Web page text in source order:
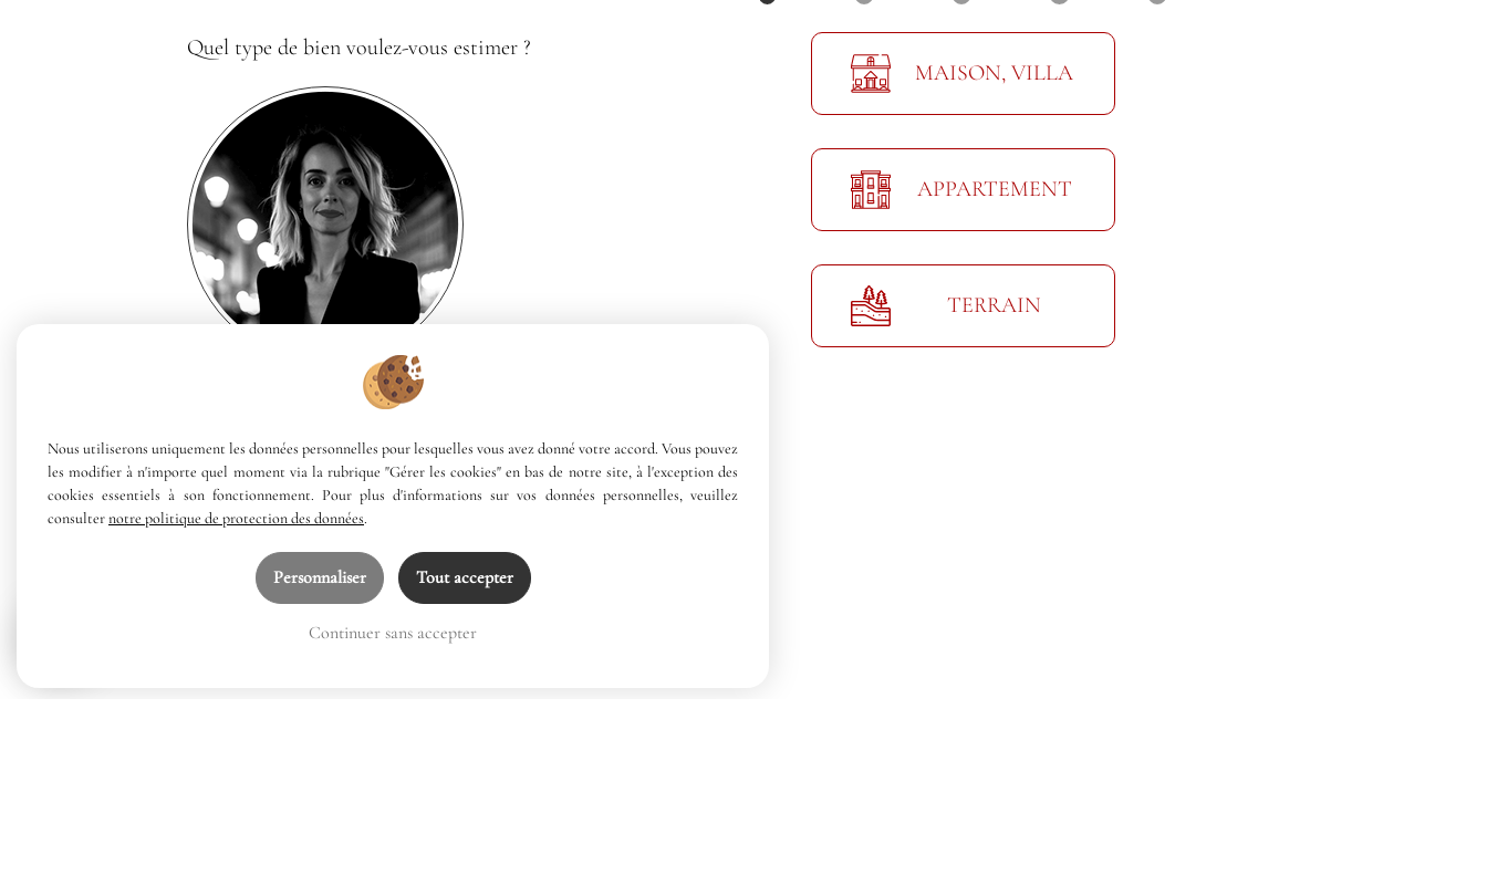
Nous utiliserons uniquement les données personnelles pour lesquelles vous avez donné votre accord. Vous pouvez
les modifier à n'importe quel moment via la rubrique "Gérer les cookies" en bas de notre site, à l'exception des
cookies essentiels à son fonctionnement. Pour plus d'informations sur vos données personnelles, veuillez
consulternotre politique de protection des données.
Personnaliser Tout accepter
Continuer sans accepter